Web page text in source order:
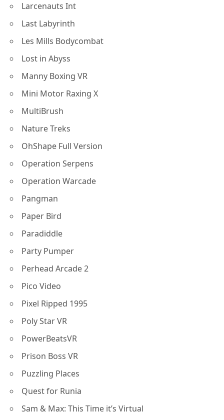
Larcenauts Int
Last Labyrinth
Les Mills Bodycombat
Lost in Abyss
Manny Boxing VR
Mini Motor Raxing X
MultiBrush
Nature Treks
OhShape Full Version
Operation Serpens
Operation Warcade
Pangman
Paper Bird
Paradiddle
Party Pumper
Perhead Arcade 2
Pico Video
Pixel Ripped 1995
Poly Star VR
PowerBeatsVR
Prison Boss VR
Puzzling Places
Quest for Runia
Sam & Max: This Time it’s Virtual